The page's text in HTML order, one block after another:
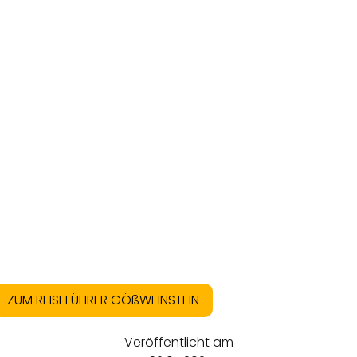
ZUM REISEFÜHRER GÖßWEINSTEIN
Veröffentlicht am